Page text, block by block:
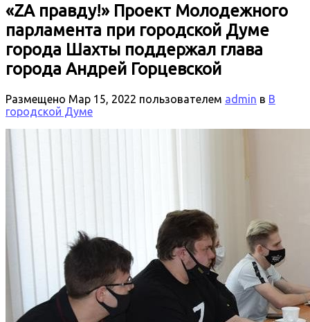
«ZА правду!» Проект Молодежного
парламента при городской Думе
города Шахты поддержал глава
города Андрей Горцевской
Размещено Мар 15, 2022 пользователем admin в В
городской Думе